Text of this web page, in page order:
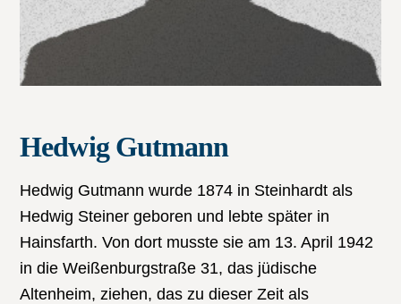
Hedwig Gutmann
Hedwig Gutmann wurde 1874 in Steinhardt als
Hedwig Steiner geboren und lebte später in
Hainsfarth. Von dort musste sie am 13. April 1942
in die Weißenburgstraße 31, das jüdische
Altenheim, ziehen, das zu dieser Zeit als